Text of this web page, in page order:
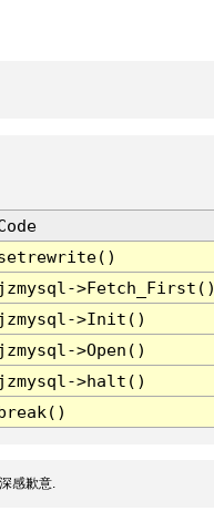
jzmysql-
jzmysql->Init()
jzmysql->Open()
jzmysql->halt()
感歉意.